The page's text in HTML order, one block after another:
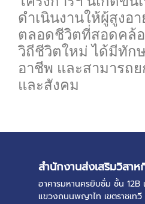
ดำเนินงานให้ผู้สูงอา
ตลอดชีวิตที่สอดคล้
วิถีชีวิตใหม่ ได้มีทัก
อาชีพ และสามารถ
และสังคม
สำนักงานส่งเสริมวิสา
อาคารมหานครยิบซั่ม ชั้น
แขวงถนนพญาไท เขตราชเท